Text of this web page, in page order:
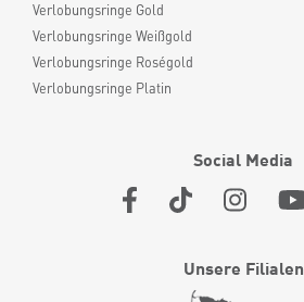
Verlobungsringe Gold
Verlobungsringe Weißgold
Verlobungsringe Roségold
Verlobungsringe Platin
Social Media
Unsere Filialen